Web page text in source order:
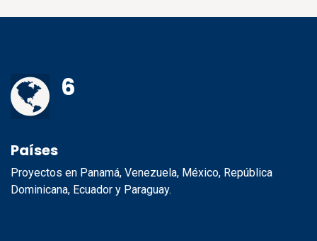
6
Países
Proyectos en Panamá, Venezuela, México, República
Dominicana, Ecuador y Paraguay.